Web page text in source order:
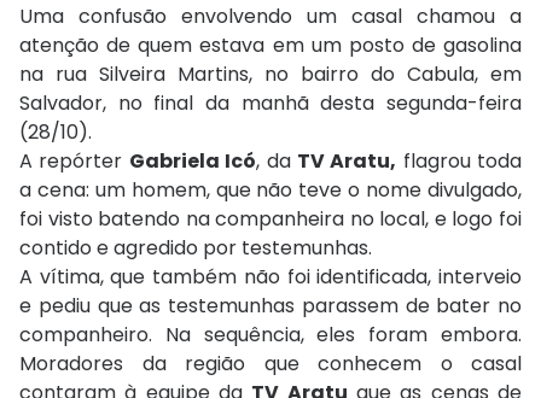
Uma confusão envolvendo um casal chamou a
atenção de quem estava em um posto de gasolina
na rua Silveira Martins, no bairro do Cabula, em
Salvador, no final da manhã desta segunda-feira
(28/10).
A repórter Gabriela Icó, da TV Aratu, flagrou toda
a cena: um homem, que não teve o nome divulgado,
foi visto batendo na companheira no local, e logo foi
contido e agredido por testemunhas.
A vítima, que também não foi identificada, interveio
e pediu que as testemunhas parassem de bater no
companheiro. Na sequência, eles foram embora.
Moradores da região que conhecem o casal